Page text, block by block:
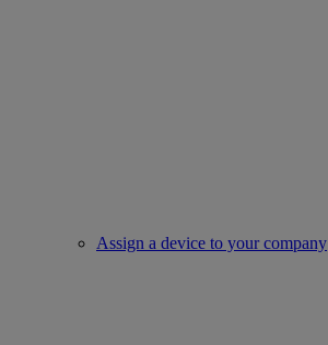
Assign a device to your company